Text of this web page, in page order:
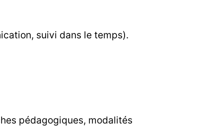
suivi dans le temps).
pédagogiques, modalités